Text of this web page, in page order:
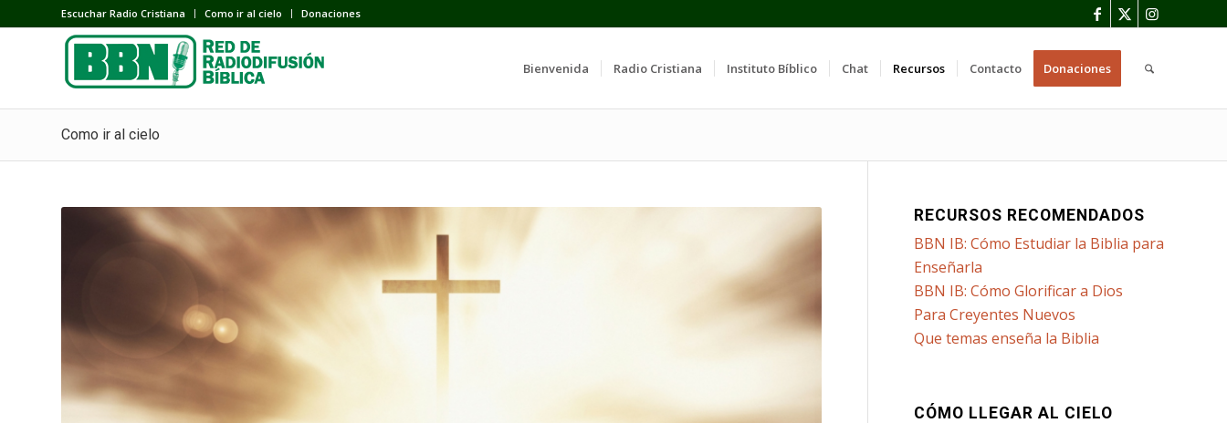
Escuchar Radio Cristiana Como ir al cielo Donaciones
Bienvenida Radio Cristiana Instituto Bíblico Chat Recursos Contacto Donaciones
Como ir al cielo
RECURSOS RECOMENDADOS
BBN IB: Cómo Estudiar la Biblia para
Enseñarla
BBN IB: Cómo Glorificar a Dios
Para Creyentes Nuevos
Que temas enseña la Biblia
CÓMO LLEGAR AL CIELO